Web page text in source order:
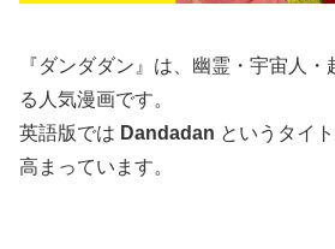
『ダンダダン』は、幽霊・宇宙人
る人気漫画です。
英語版では Dandadan というタイ
高まっています。